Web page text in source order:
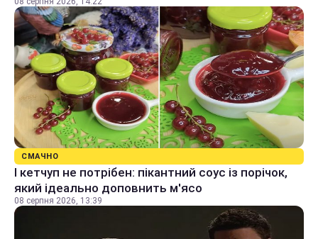
СМАЧНО
І кетчуп не потрібен: пікантний соус із порічок,
який ідеально доповнить м'ясо
08 серпня 2026, 13:39